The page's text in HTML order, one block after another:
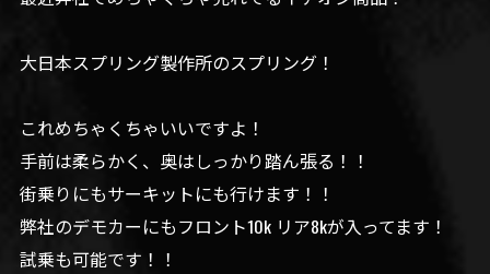
大日本スプリング製作所のスプリング！
これめちゃくちゃいいですよ！
手前は柔らかく、奥はしっかり踏ん張る！！
街乗りにもサーキットにも行けます！！
弊社のデモカーにもフロント10k リア8kが入ってます！
試乗も可能です！！